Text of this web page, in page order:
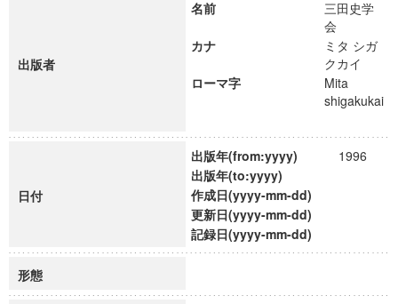
出版者
名前
三田史学
会
カナ
ミタ シガ
クカイ
ローマ字
Mita
shigakukai
日付
出版年(from:yyyy)
1996
出版年(to:yyyy)
作成日(yyyy-mm-dd)
更新日(yyyy-mm-dd)
記録日(yyyy-mm-dd)
形態